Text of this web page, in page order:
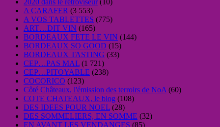
2020 dans le rétroviseur(10)
A CARAFER (3 553)
A VOS TABLETTES (775)
ART…DIT VIN (165)
BORDEAUX FETE LE VIN (144)
BORDEAUX SO GOOD (15)
BORDEAUX TASTING (33)
CEP…PAS MAL (1 721)
CEP…PITOYABLE (238)
COCORICO (123)
Côté Châteaux, l'émission des terroirs de NoA (60)
COTE CHATEAUX, le blog (108)
DES IDEES POUR NOEL (28)
DES SOMMELIERS, EN SOMME (32)
EN AVANT LES VENDANGES (85)